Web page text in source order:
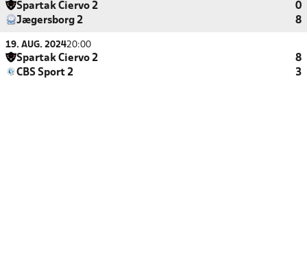
Spartak Ciervo 2
0
Jægersborg 2
8
19. AUG. 202420:00
Spartak Ciervo 2
8
CBS Sport 2
3